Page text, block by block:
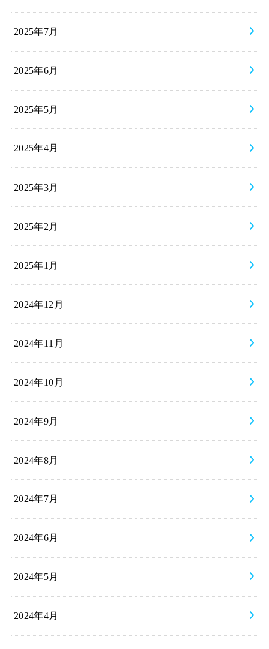
2025年7月
2025年6月
2025年5月
2025年4月
2025年3月
2025年2月
2025年1月
2024年12月
2024年11月
2024年10月
2024年9月
2024年8月
2024年7月
2024年6月
2024年5月
2024年4月